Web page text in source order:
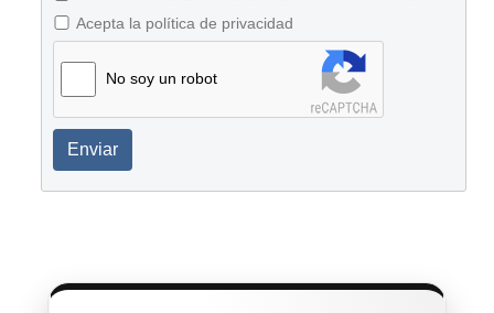
Acepta la política de privacidad
No soy un robot
Enviar